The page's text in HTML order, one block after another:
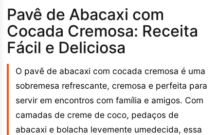
Pavê de Abacaxi com
Cocada Cremosa: Receita
Fácil e Deliciosa
O pavê de abacaxi com cocada cremosa é uma
sobremesa refrescante, cremosa e perfeita para
servir em encontros com família e amigos. Com
camadas de creme de coco, pedaços de
abacaxi e bolacha levemente umedecida, essa